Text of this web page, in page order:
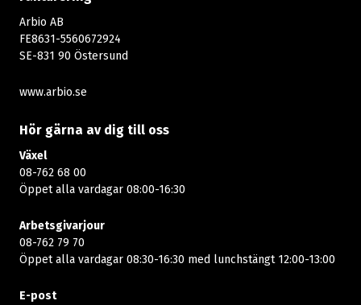
Arbio AB
FE8631-5560672924
SE-831 90 Östersund
www.arbio.se
Hör gärna av dig till oss
Växel
08-762 68 00
Öppet alla vardagar 08:00-16:30​​
Arbetsgivarjour
08-762 79 70
Öppet alla vardagar 08:30-16:30 med lunchstängt 12:00-13:00​
E-post